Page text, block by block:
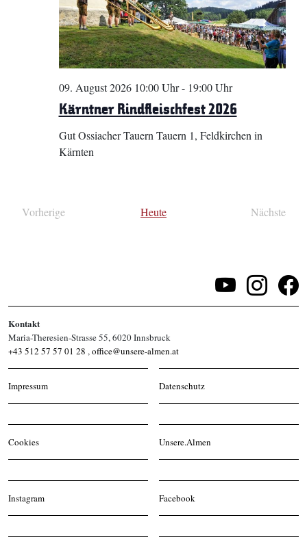
Kärntner Rindfleischfest 2026
09. August 2026 10:00 Uhr- 19:00 Uhr
Gut Ossiacher Tauern Tauern 1, Feldkirchen in
Kärnten
Vorherige
Heute
Nächste
Kontakt
Maria-Theresien-Strasse 55, 6020 Innsbruck
+43 512 57 57 01 28 ,office@unsere-almen.at
Impressum Datenschutz
Cookies Unsere.Almen
Instagram Facebook